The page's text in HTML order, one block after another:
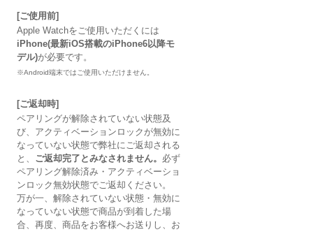
[ご使用前]
Apple Watchをご使用いただくには
iPhone(最新iOS搭載のiPhone6以降モ
デル)が必要です。
※Android端末ではご使用いただけません。
[ご返却時]
ペアリングが解除されていない状態及
び、アクティベーションロックが無効に
なっていない状態で弊社にご返却される
と、 ご返却完了とみなされません。 必ず
ペアリング解除済み・アクティベーショ
ンロック無効状態でご返却ください。
万が一、解除されていない状態・無効に
なっていない状態で商品が到着した場
合、再度、商品をお客様へお送りし、お